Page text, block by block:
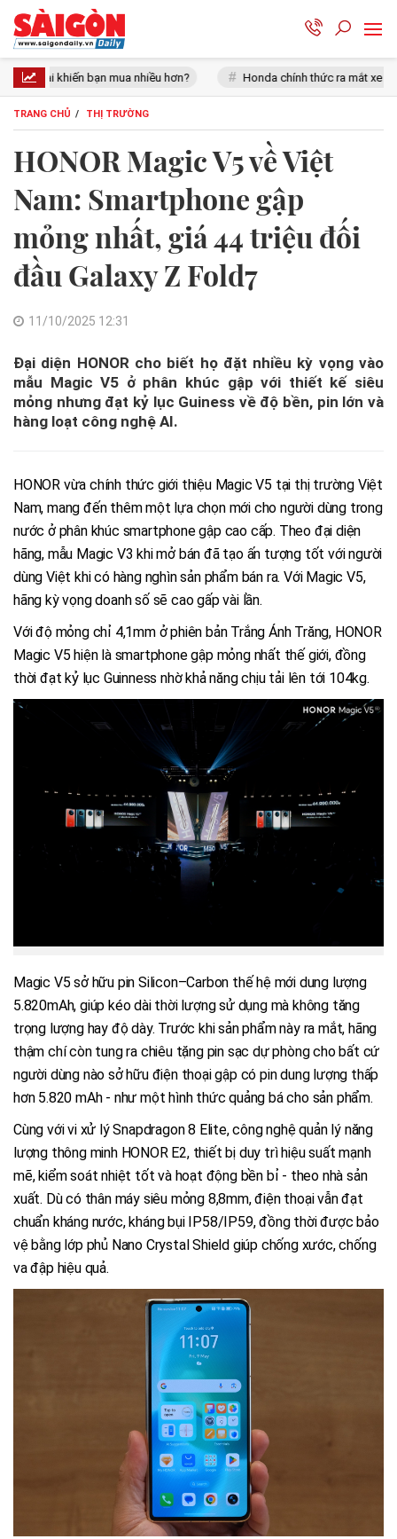
nhiều hơn? Honda chính thức ra mắt xe tay côn cổ điển 150 cc giá
TRANG CHỦ THỊ TRƯỜNG
HONOR Magic V5 về Việt
Nam: Smartphone gập
mỏng nhất, giá 44 triệu đối
đầu Galaxy Z Fold7
11/10/2025 12:31
Đại diện HONOR cho biết họ đặt nhiều kỳ vọng vào
mẫu Magic V5 ở phân khúc gập với thiết kế siêu
mỏng nhưng đạt kỷ lục Guiness về độ bền, pin lớn và
hàng loạt công nghệ AI.
HONOR vừa chính thức giới thiệu Magic V5 tại thị trường Việt
Nam, mang đến thêm một lựa chọn mới cho người dùng trong
nước ở phân khúc smartphone gập cao cấp. Theo đại diện
hãng, mẫu Magic V3 khi mở bán đã tạo ấn tượng tốt với người
dùng Việt khi có hàng nghìn sản phẩm bán ra. Với Magic V5,
hãng kỳ vọng doanh số sẽ cao gấp vài lần.
Với độ mỏng chỉ 4,1mm ở phiên bản Trắng Ánh Trăng, HONOR
Magic V5 hiện là smartphone gập mỏng nhất thế giới, đồng
thời đạt kỷ lục Guinness nhờ khả năng chịu tải lên tới 104kg.
Magic V5 sở hữu pin Silicon–Carbon thế hệ mới dung lượng
5.820mAh, giúp kéo dài thời lượng sử dụng mà không tăng
trọng lượng hay độ dày. Trước khi sản phẩm này ra mắt, hãng
thậm chí còn tung ra chiêu tặng pin sạc dự phòng cho bất cứ
người dùng nào sở hữu điện thoại gập có pin dung lượng thấp
hơn 5.820 mAh - như một hình thức quảng bá cho sản phẩm.
Cùng với vi xử lý Snapdragon 8 Elite, công nghệ quản lý năng
lượng thông minh HONOR E2, thiết bị duy trì hiệu suất mạnh
mẽ, kiểm soát nhiệt tốt và hoạt động bền bỉ - theo nhà sản
xuất. Dù có thân máy siêu mỏng 8,8mm, điện thoại vẫn đạt
chuẩn kháng nước, kháng bụi IP58/IP59, đồng thời được bảo
vệ bằng lớp phủ Nano Crystal Shield giúp chống xước, chống
va đập hiệu quả.